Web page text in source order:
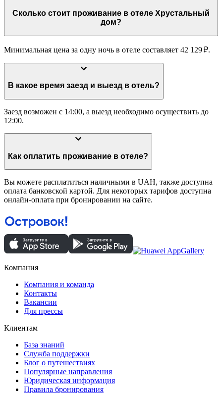
Сколько стоит проживание в отеле Хрустальный
дом?
Минимальная цена за одну ночь в отеле составляет 42 129 ₽.
В какое время заезд и выезд в отель?
Заезд возможен с 14:00, а выезд необходимо осуществить до
12:00.
Как оплатить проживание в отеле?
Вы можете расплатиться наличными в UAH, также доступна
оплата банковской картой. Для некоторых тарифов доступна
онлайн-оплата при бронировании на сайте.
Компания
Компания и команда
Контакты
Вакансии
Для прессы
Клиентам
База знаний
Служба поддержки
Блог о путешествиях
Популярные направления
Юридическая информация
Правила бронирования